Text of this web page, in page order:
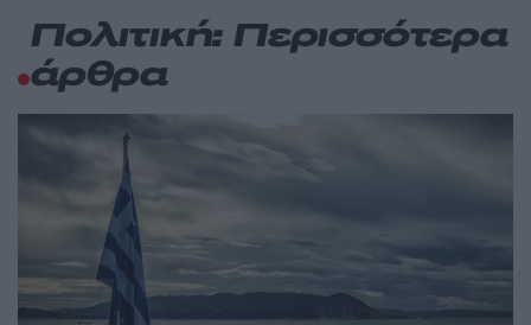
Πολιτική: Περισσότερα
άρθρα